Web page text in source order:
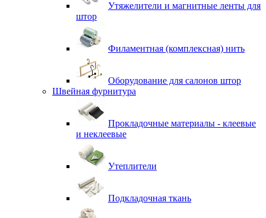
Утяжелители и магнитные ленты для
штор
Филаментная (комплексная) нить
Оборудование для салонов штор
Швейная фурнитура
Прокладочные материалы - клеевые
и неклеевые
Утеплители
Подкладочная ткань